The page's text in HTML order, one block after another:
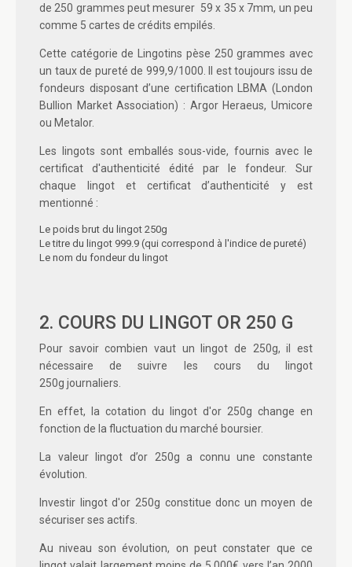
de 250 grammes peut mesurer 59 x 35 x 7mm, un peu
comme 5 cartes de crédits empilés.
Cette catégorie de Lingotins pèse 250 grammes avec
un taux de pureté de 999,9/1000. Il est toujours issu de
fondeurs disposant d’une certification LBMA (London
Bullion Market Association) : Argor Heraeus, Umicore
ou Metalor.
Les lingots sont emballés sous-vide, fournis avec le
certificat d'authenticité édité par le fondeur. Sur
chaque lingot et certificat d’authenticité y est
mentionné :
Le poids brut du lingot 250g
Le titre du lingot 999.9 (qui correspond à l'indice de pureté)
Le nom du fondeur du lingot
2. COURS DU LINGOT OR 250 G
Pour savoircombien vaut un lingot de 250g, il est
nécessaire de suivre les cours du
lingot
250g journaliers.
En effet, la cotation du lingot d'or 250g change en
fonction de la fluctuation du marché boursier.
La valeur lingot d’or 250g a connu une constante
évolution.
Investir lingot d'or 250g constitue donc un moyen de
sécuriser ses actifs.
Au niveau son évolution, on peut constater que ce